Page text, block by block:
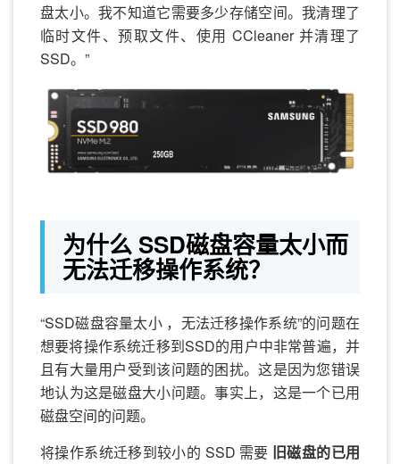
盘太小。我不知道它需要多少存储空间。我清理了
临时文件、预取文件、使用 CCleaner 并清理了
SSD。”
为什么 SSD磁盘容量太小而
无法迁移操作系统？
“SSD磁盘容量太小 ，无法迁移操作系统”的问题在
想要将操作系统迁移到SSD的用户中非常普遍，并
且有大量用户受到该问题的困扰。这是因为您错误
地认为这是磁盘大小问题。事实上，这是一个已用
磁盘空间的问题。
将操作系统迁移到较小的 SSD 需要 旧磁盘的已用